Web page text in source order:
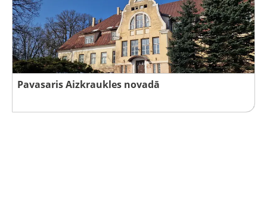
Pavasaris Aizkraukles novadā